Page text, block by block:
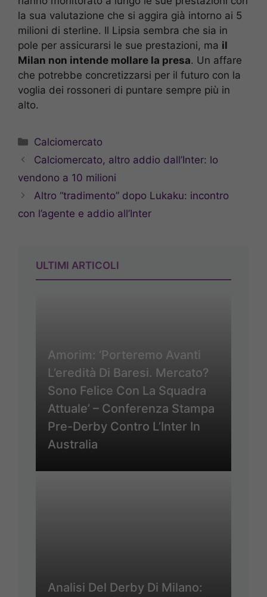
la sua valutazione che si aggira già intorno ai 5
milioni di sterline. Il Lipsia sembra che sia in
pole per assicurarsi le sue prestazioni, ma il
Milan non intende mollare la presa. Un affare
che potrebbe concretizzarsi per il futuro con la
voglia dei rossoneri di puntare sempre più in
alto.
Categorie
Calciomercato
Calciomercato, altro addio dall’Inter: lo
vendono a 10 milioni
Altro “tradimento” dopo Lukaku: incontro
con l’agente e addio all’Inter
ULTIMI ARTICOLI
Amorim: ‘Porteremo Avanti
L’eredità Di Baresi. Mercato?
Sono Felice Con La Squadra
Attuale’ – Conferenza Stampa
Pre-Derby Contro L’Inter In
Australia
Analisi Del Derby Di Milano: